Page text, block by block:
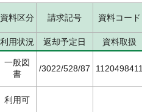
資料区分 請求記号 資料コード
利用状況 返却予定日 資料取扱
一般図
書
/3022/528/87
利用可